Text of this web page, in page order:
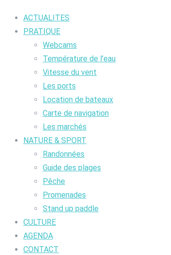
ACTUALITES
PRATIQUE
Webcams
Température de l’eau
Vitesse du vent
Les ports
Location de bateaux
Carte de navigation
Les marchés
NATURE & SPORT
Randonnées
Guide des plages
Pêche
Promenades
Stand up paddle
CULTURE
AGENDA
CONTACT